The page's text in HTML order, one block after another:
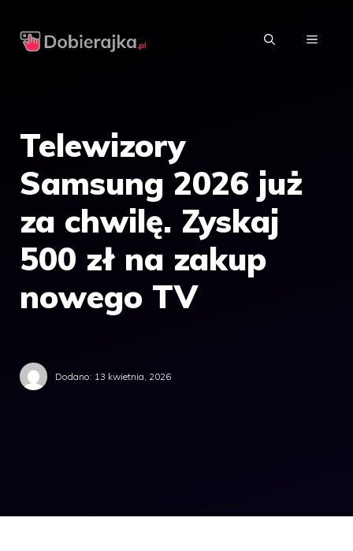
MENU
Telewizory
Samsung 2026 już
za chwilę. Zyskaj
500 zł na zakup
nowego TV
Dodano: 13 kwietnia, 2026